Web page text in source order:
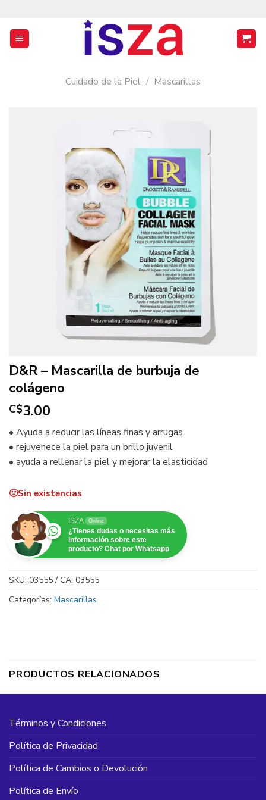
contenido
Cuidado de la Piel / Mascarillas
D&R – Mascarilla de burbuja de
colágeno
C$3.00
• Ayuda a reducir las líneas finas y arrugas
• rejuvenece la piel para un brillo juvenil
• ayuda a rellenar la piel y mejorar la elasticidad
Sin existencias
ISZA Online
¿Tienes dudas o necesitas más
información sobre este
producto? Chat por Whatsapp
SKU: 03555 / CA: 03555
Categorías: Mascarillas
PRODUCTOS RELACIONADOS
Términos y Condiciones
Política de Privacidad
Política de Cambios o Devolución
Política de Envío